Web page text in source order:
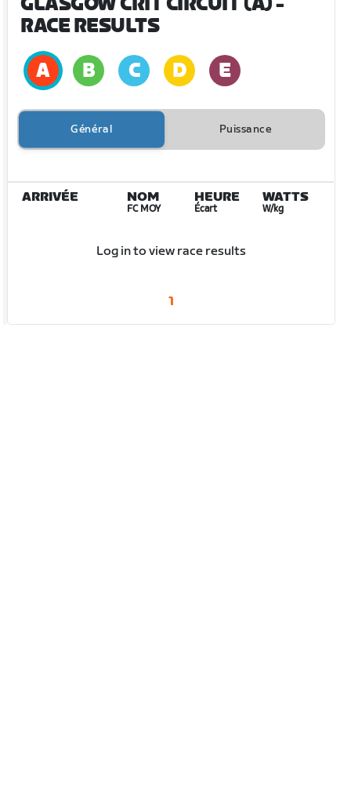
RACE RESULTS
Général Puissance
ARRIVÉE NOM
FC MOY
HEURE
Écart
WATTS
W/kg
Log in to view race results
1